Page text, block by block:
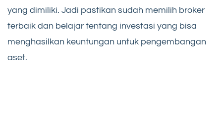
yang dimiliki. Jadi pastikan sudah memilih broker
terbaik dan belajar tentang investasi yang bisa
menghasilkan keuntungan untuk pengembangan
aset.